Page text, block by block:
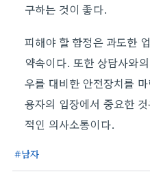
구하는 것이 좋다.
피해야 할 함정은 과도한
약속이다. 또한 상담사와
우를 대비한 안전장치를
용자의 입장에서 중요한
적인 의사소통이다.
남자